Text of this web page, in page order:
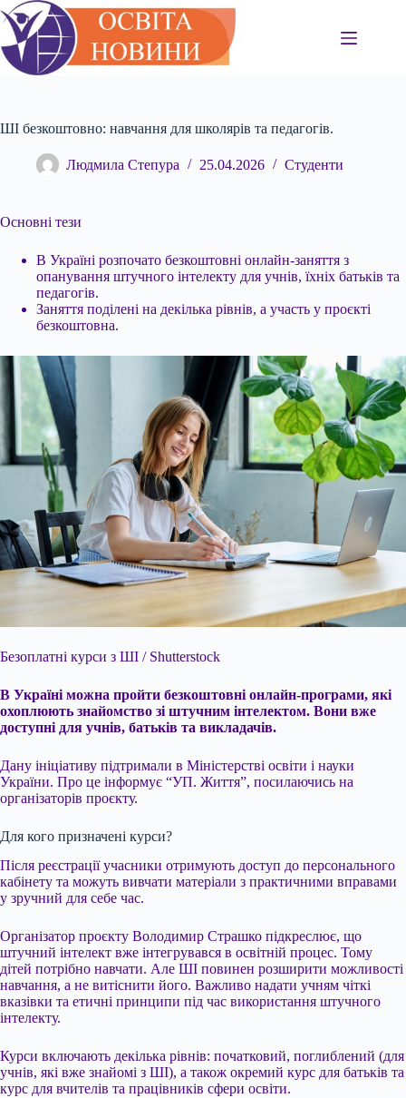
Перейти
до
вмісту
ШІ безкоштовно: навчання для школярів та педагогів.
Людмила Степура 25.04.2026 Студенти
Основні тези
В Україні розпочато безкоштовні онлайн-заняття з
опанування штучного інтелекту для учнів, їхніх батьків та
педагогів.
Заняття поділені на декілька рівнів, а участь у проєкті
безкоштовна.
Безоплатні курси з ШІ / Shutterstock
В Україні можна пройти безкоштовні онлайн-програми, які
охоплюють знайомство зі штучним інтелектом. Вони вже
доступні для учнів, батьків та викладачів.
Дану ініціативу підтримали в Міністерстві освіти і науки
України. Про це інформує “УП. Життя”, посилаючись на
організаторів проєкту.
Для кого призначені курси?
Після реєстрації учасники отримують доступ до персонального
кабінету та можуть вивчати матеріали з практичними вправами
у зручний для себе час.
Організатор проєкту Володимир Страшко підкреслює, що
штучний інтелект вже інтегрувався в освітній процес. Тому
дітей потрібно навчати. Але ШІ повинен розширити можливості
навчання, а не витіснити його. Важливо надати учням чіткі
вказівки та етичні принципи під час використання штучного
інтелекту.
Курси включають декілька рівнів: початковий, поглиблений (для
учнів, які вже знайомі з ШІ), а також окремий курс для батьків та
курс для вчителів та працівників сфери освіти.